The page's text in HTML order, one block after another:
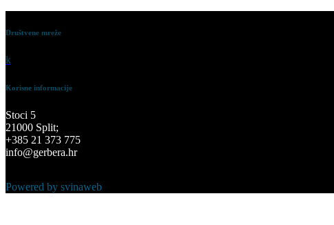
Društvene mreže
k
Korisne informacije
Stoci 5
21000 Split;
+385 21 373 775
info@gerbera.hr
Powered by svinaweb